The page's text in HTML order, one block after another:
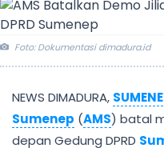
Foto: Dokumentasi dimadura.id
NEWS DIMADURA,
Sumenep (AMS) batal
depan Gedung DPRD